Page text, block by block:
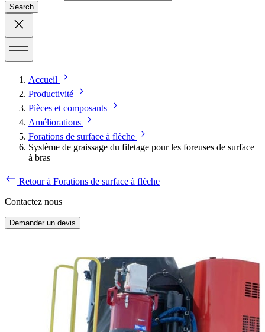
Search
Accueil
Productivité
Pièces et composants
Améliorations
Forations de surface à flèche
Système de graissage du filetage pour les foreuses de surface
à bras
Retour à Forations de surface à flèche
Contactez nous
Demander un devis